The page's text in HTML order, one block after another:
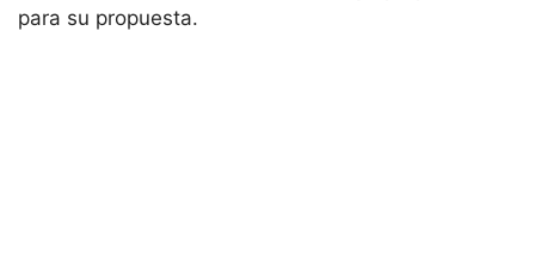
para su propuesta.